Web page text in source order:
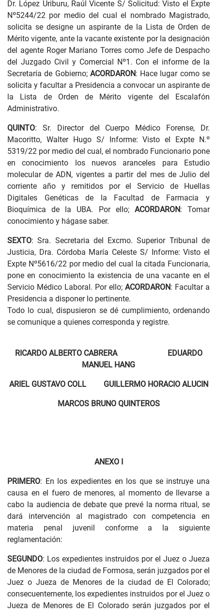
Dr. López Uriburu, Raúl Vicente S/ Solicitud: Visto el Expte
Nº5244/22 por medio del cual el nombrado Magistrado,
solicita se designe un aspirante de la Lista de Orden de
Mérito vigente, ante la vacante existente por la designación
del agente Roger Mariano Torres como Jefe de Despacho
del Juzgado Civil y Comercial Nº1. Con el informe de la
Secretaría de Gobierno; ACORDARON: Hace lugar como se
solicita y facultar a Presidencia a convocar un aspirante de
la Lista de Orden de Mérito vigente del Escalafón
Administrativo.
QUINTO: Sr. Director del Cuerpo Médico Forense, Dr.
Macoritto, Walter Hugo S/ Informe: Visto el Expte N.º
5319/22 por medio del cual, el nombrado Funcionario pone
en conocimiento los nuevos aranceles para Estudio
molecular de ADN, vigentes a partir del mes de Julio del
corriente año y remitidos por el Servicio de Huellas
Digitales Genéticas de la Facultad de Farmacia y
Bioquímica de la UBA. Por ello; ACORDARON: Tomar
conocimiento y hágase saber.
SEXTO: Sra. Secretaria del Excmo. Superior Tribunal de
Justicia, Dra. Córdoba María Celeste S/ Informe: Visto el
Expte Nº5616/22 por medio del cual la citada Funcionaria,
pone en conocimiento la existencia de una vacante en el
Servicio Médico Laboral. Por ello; ACORDARON: Facultar a
Presidencia a disponer lo pertinente.
Todo lo cual, dispusieron se dé cumplimiento, ordenando
se comunique a quienes corresponda y registre.
RICARDO ALBERTO CABRERA EDUARDO
MANUEL HANG
ARIEL GUSTAVO COLL GUILLERMO HORACIO ALUCIN
MARCOS BRUNO QUINTEROS
ANEXO I
PRIMERO: En los expedientes en los que se instruye una
causa en el fuero de menores, al momento de llevarse a
cabo la audiencia de debate que prevé la norma ritual, se
dará intervención al magistrado con competencia en
materia penal juvenil conforme a la siguiente
reglamentación:
SEGUNDO: Los expedientes instruidos por el Juez o Jueza
de Menores de la ciudad de Formosa, serán juzgados por el
Juez o Jueza de Menores de la ciudad de El Colorado;
consecuentemente, los expedientes instruidos por el Juez o
Jueza de Menores de El Colorado serán juzgados por el